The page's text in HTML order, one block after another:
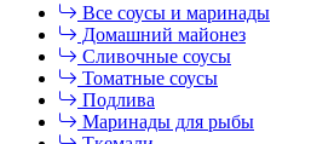
Все соусы и маринады
Домашний майонез
Сливочные соусы
Томатные соусы
Подлива
Маринады для рыбы